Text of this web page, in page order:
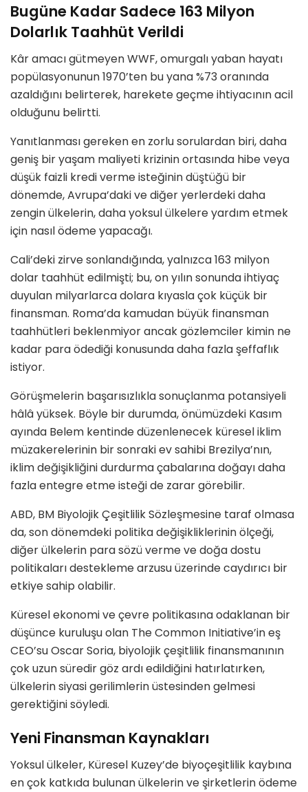
Bugüne Kadar Sadece 163 Milyon
Dolarlık Taahhüt Verildi
Kâr amacı gütmeyen WWF, omurgalı yaban hayatı
popülasyonunun 1970’ten bu yana %73 oranında
azaldığını belirterek, harekete geçme ihtiyacının acil
olduğunu belirtti.
Yanıtlanması gereken en zorlu sorulardan biri, daha
geniş bir yaşam maliyeti krizinin ortasında hibe veya
düşük faizli kredi verme isteğinin düştüğü bir
dönemde, Avrupa’daki ve diğer yerlerdeki daha
zengin ülkelerin, daha yoksul ülkelere yardım etmek
için nasıl ödeme yapacağı.
Cali’deki zirve sonlandığında, yalnızca 163 milyon
dolar taahhüt edilmişti; bu, on yılın sonunda ihtiyaç
duyulan milyarlarca dolara kıyasla çok küçük bir
finansman. Roma’da kamudan büyük finansman
taahhütleri beklenmiyor ancak gözlemciler kimin ne
kadar para ödediği konusunda daha fazla şeffaflık
istiyor.
Görüşmelerin başarısızlıkla sonuçlanma potansiyeli
hâlâ yüksek. Böyle bir durumda, önümüzdeki Kasım
ayında Belem kentinde düzenlenecek küresel iklim
müzakerelerinin bir sonraki ev sahibi Brezilya’nın,
iklim değişikliğini durdurma çabalarına doğayı daha
fazla entegre etme isteği de zarar görebilir.
ABD, BM Biyolojik Çeşitlilik Sözleşmesine taraf olmasa
da, son dönemdeki politika değişikliklerinin ölçeği,
diğer ülkelerin para sözü verme ve doğa dostu
politikaları destekleme arzusu üzerinde caydırıcı bir
etkiye sahip olabilir.
Küresel ekonomi ve çevre politikasına odaklanan bir
düşünce kuruluşu olan The Common Initiative’in eş
CEO’su Oscar Soria, biyolojik çeşitlilik finansmanının
çok uzun süredir göz ardı edildiğini hatırlatırken,
ülkelerin siyasi gerilimlerin üstesinden gelmesi
gerektiğini söyledi.
Yeni Finansman Kaynakları
Yoksul ülkeler, Küresel Kuzey’de biyoçeşitlilik kaybına
en çok katkıda bulunan ülkelerin ve şirketlerin ödeme